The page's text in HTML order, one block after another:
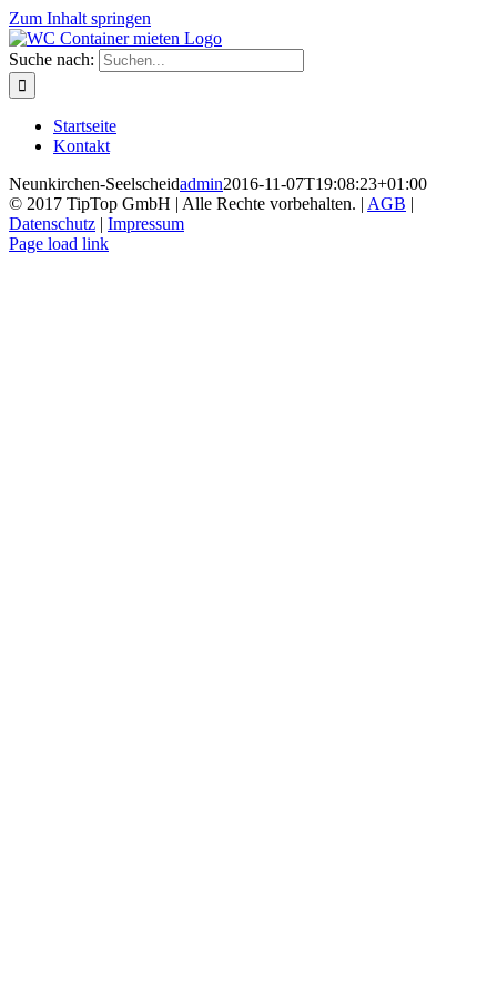
Zum Inhalt springen
Suche nach:
Startseite
Kontakt
Neunkirchen-Seelscheidadmin2016-11-07T19:08:23+01:00
© 2017 TipTop GmbH | Alle Rechte vorbehalten. | AGB |
Datenschutz | Impressum
Page load link